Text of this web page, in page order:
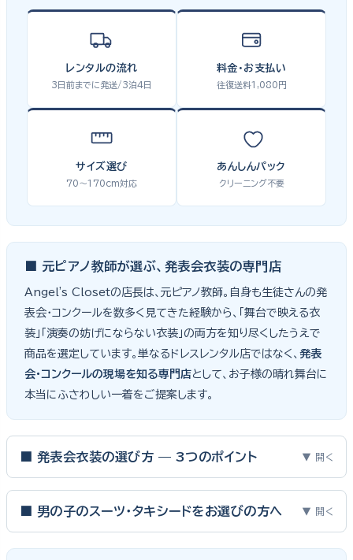
レンタルの流れ
3日前までに発送/3泊4日
料金・お支払い
往復送料1,080円
サイズ選び
70〜170cm対応
あんしんパック
クリーニング不要
■ 元ピアノ教師が選ぶ、発表会衣装の専門店
Angel's Closetの店長は、元ピアノ教師。自身も生徒さんの発
表会・コンクールを数多く見てきた経験から、「舞台で映える衣
装」「演奏の妨げにならない衣装」の両方を知り尽くしたうえで
商品を選定しています。単なるドレスレンタル店ではなく、 発表
会・コンクールの現場を知る専門店として、お子様の晴れ舞台に
本当にふさわしい一着をご提案します。
■ 発表会衣装の選び方 — 3つのポイント ▼ 開く
って特別な一日。元ピアノ教師としての経験から、衣装選びで大切
■ 男の子のスーツ・タキシードをお選びの方へ ▼ 開く